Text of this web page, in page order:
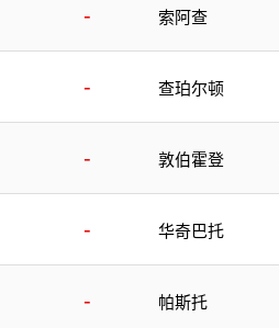
- 索阿查
- 查珀尔顿
- 敦伯霍登
- 华奇巴托
- 帕斯托